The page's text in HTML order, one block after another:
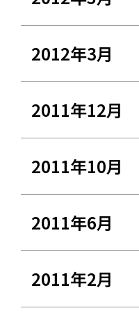
2012年3月
2011年12月
2011年10月
2011年6月
2011年2月